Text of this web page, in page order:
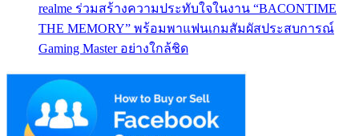
realme ร่วมสร้างความประทับใจในงาน “BACONTIME
THE MEMORY” พร้อมพาแฟนเกมสัมผัสประสบการณ์
Gaming Master อย่างใกล้ชิด